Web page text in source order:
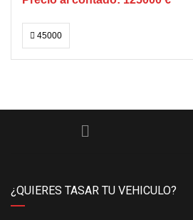
45000
¿QUIERES TASAR TU VEHICULO?